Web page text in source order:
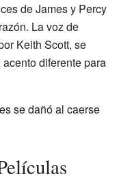
de James y Percy
La voz de
Keith Scott, se
diferente para
se dañó al caerse